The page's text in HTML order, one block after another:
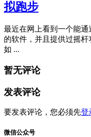
拟跑步
最近在网上看到一个能通
的软件，并且提供过摇
如 ...
暂无评论
发表评论
要发表评论，您必须先登
微信公众号